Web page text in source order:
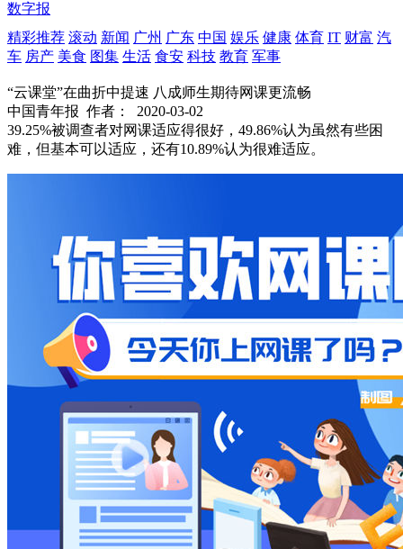
数字报
精彩推荐 滚动 新闻 广州 广东 中国 娱乐 健康 体育 IT 财富 汽
车 房产 美食 图集 生活 食安 科技 教育 军事
“云课堂”在曲折中提速 八成师生期待网课更流畅
中国青年报 作者：
2020-03-02
39.25%被调查者对网课适应得很好，49.86%认为虽然有些困
难，但基本可以适应，还有10.89%认为很难适应。